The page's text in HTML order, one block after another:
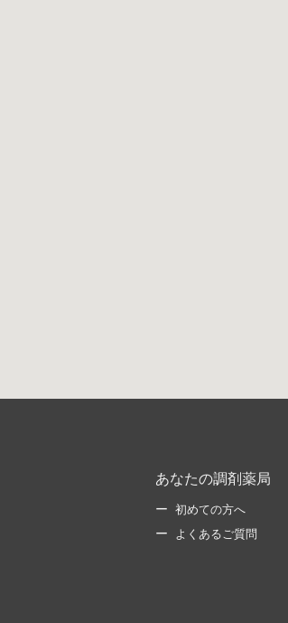
あなたの調剤薬局
初めての方へ
よくあるご質問